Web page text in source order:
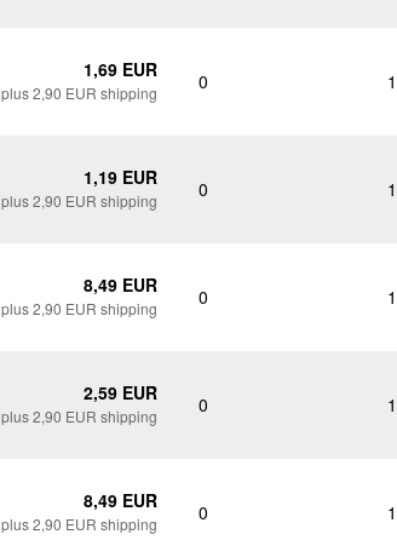
1,69 EUR
plus 2,90 EUR shipping 0
1,19 EUR
plus 2,90 EUR shipping 0
8,49 EUR
plus 2,90 EUR shipping 0
2,59 EUR
plus 2,90 EUR shipping 0
8,49 EUR
plus 2,90 EUR shipping 0